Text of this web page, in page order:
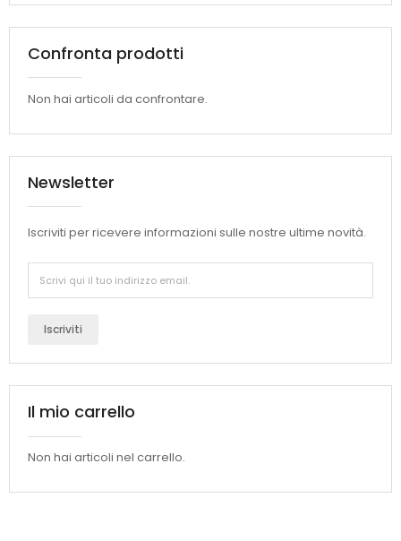
Confronta prodotti
Non hai articoli da confrontare.
Newsletter
Iscriviti per ricevere informazioni sulle nostre ultime novità.
Iscriviti
Il mio carrello
Non hai articoli nel carrello.